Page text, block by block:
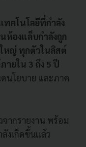
ทคโนโลยีที่กำลัง
ห้องแล็บกำลังถูก
หญ่ ทุกตัวในลิสต์
ายใน 3 ถึง 5 ปี
นโยบาย และภาค
จากรายงาน พร้อม
งเกิดขึ้นแล้ว